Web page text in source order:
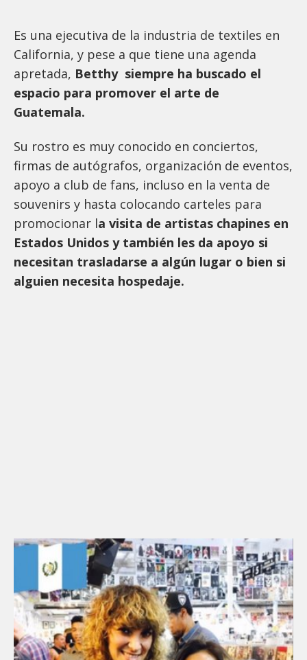
Es una ejecutiva de la industria de textiles en
California, y pese a que tiene una agenda
apretada, Betthy siempre ha buscado el
espacio para promover el arte de
Guatemala.
Su rostro es muy conocido en conciertos,
firmas de autógrafos, organización de eventos,
apoyo a club de fans, incluso en la venta de
souvenirs y hasta colocando carteles para
promocionar la visita de artistas chapines en
Estados Unidos y también les da apoyo si
necesitan trasladarse a algún lugar o bien si
alguien necesita hospedaje.